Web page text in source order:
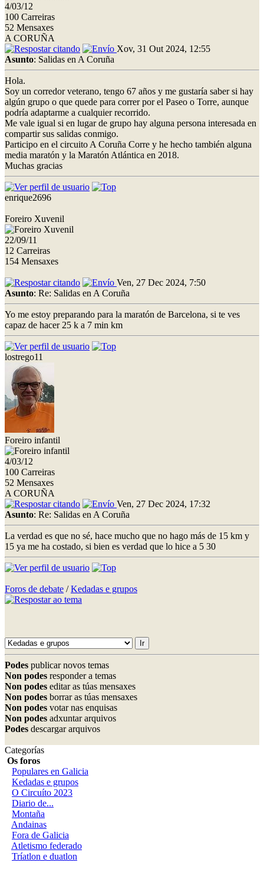
4/03/12
100 Carreiras
52 Mensaxes
A CORUÑA
Xov, 31 Out 2024, 12:55
Asunto: Salidas en A Coruña
Hola.
Soy un corredor veterano, tengo 67 años y me gustaría saber si hay
algún grupo o que quede para correr por el Paseo o Torre, aunque
podría adaptarme a cualquier recorrido.
Me vale igual si en lugar de grupo hay alguna persona interesada en
compartir sus salidas conmigo.
Participo en el circuito A Coruña Corre y he hecho también alguna
media maratón y la Maratón Atlántica en 2018.
Muchas gracias
enrique2696
Foreiro Xuvenil
22/09/11
12 Carreiras
154 Mensaxes
Ven, 27 Dec 2024, 7:50
Asunto: Re: Salidas en A Coruña
Yo me estoy preparando para la maratón de Barcelona, si te ves
capaz de hacer 25 k a 7 min km
lostrego11
Foreiro infantil
4/03/12
100 Carreiras
52 Mensaxes
A CORUÑA
Ven, 27 Dec 2024, 17:32
Asunto: Re: Salidas en A Coruña
La verdad es que no sé, hace mucho que no hago más de 15 km y
15 ya me ha costado, si bien es verdad que lo hice a 5 30
Foros de debate /Kedadas e grupos
Podes publicar novos temas
Non podes responder a temas
Non podes editar as túas mensaxes
Non podes borrar as túas mensaxes
Non podes votar nas enquisas
Non podes adxuntar arquivos
Podes descargar arquivos
Categorías
Os foros
Populares en Galicia
Kedadas e grupos
O Circuíto 2023
Diario de...
Montaña
Andainas
Fora de Galicia
Atletismo federado
Tríatlon e duatlon